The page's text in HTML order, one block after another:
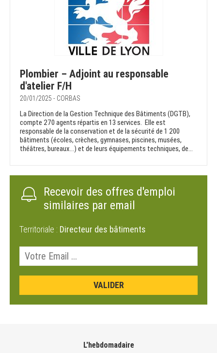
Plombier – Adjoint au responsable
d'atelier F/H
20/01/2025 - CORBAS
La Direction de la Gestion Technique des Bâtiments (DGTB),
compte 270 agents répartis en 13 services. Elle est
responsable de la conservation et de la sécurité de 1 200
bâtiments (écoles, crèches, gymnases, piscines, musées,
théâtres, bureaux…) et de leurs équipements techniques, de...
Recevoir des offres d'emploi
similaires par email
Territoriale : Directeur des bâtiments
L'hebdomadaire